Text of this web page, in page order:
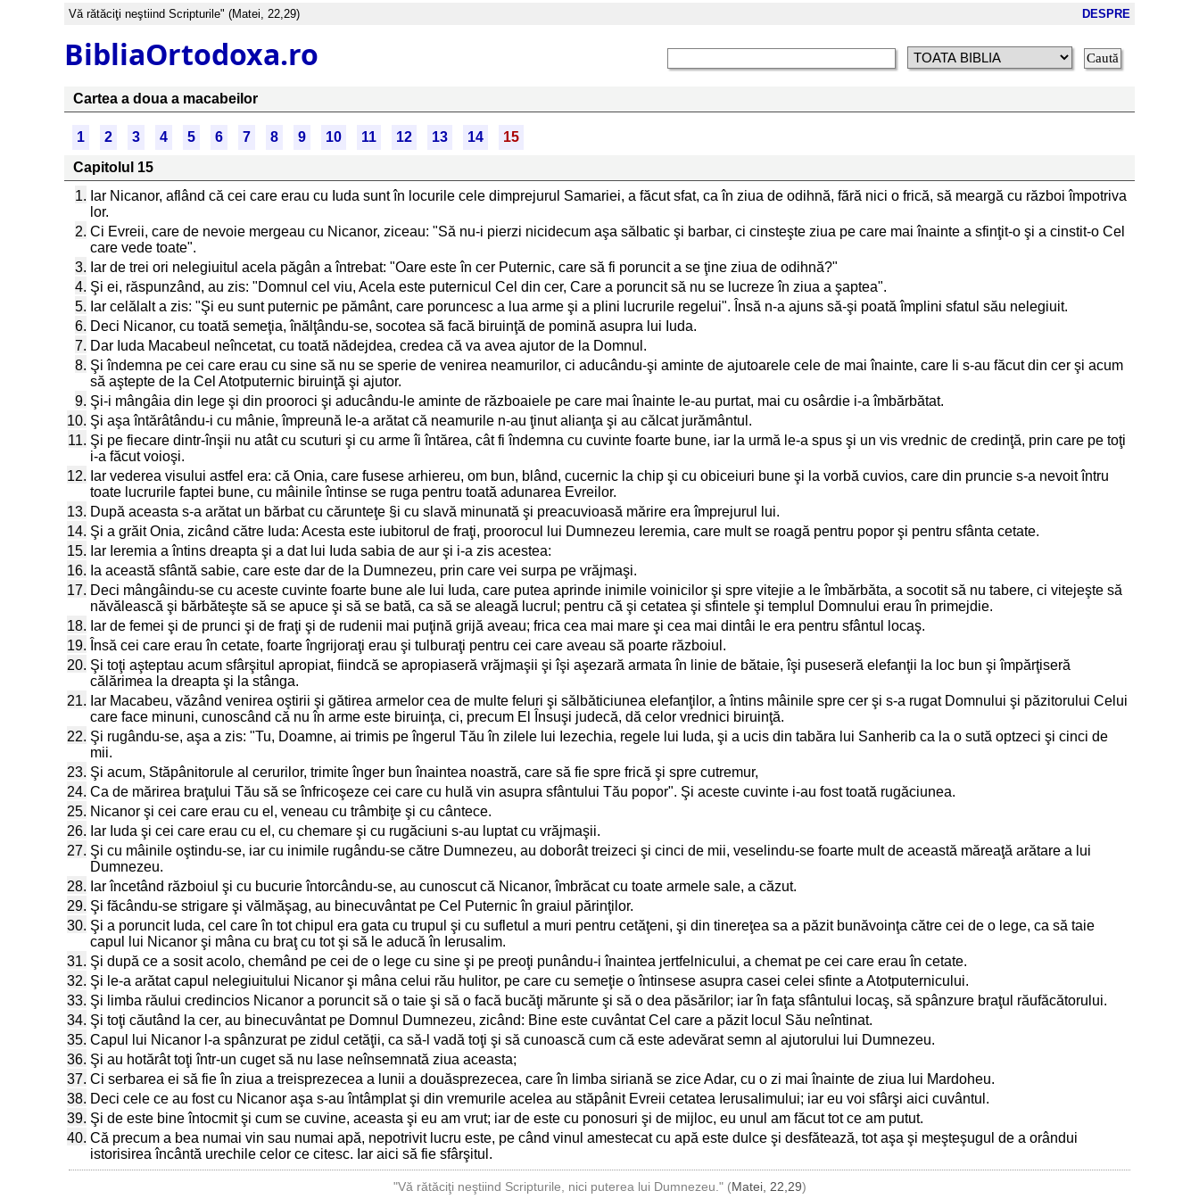
Vă rătăciţi neştiind Scripturile" (Matei, 22,29) DESPRE
BibliaOrtodoxa.ro
Cartea a doua a macabeilor
1 2 3 4 5 6 7 8 9 10 11 12 13 14
15
Capitolul 15
1. Iar Nicanor, aflând că cei care erau cu Iuda sunt în locurile cele dimprejurul Samariei, a făcut sfat, ca în ziua de odihnă, fără nici o frică, să meargă cu război împotriva
lor.
2. Ci Evreii, care de nevoie mergeau cu Nicanor, ziceau: "Să nu-i pierzi nicidecum aşa sălbatic şi barbar, ci cinsteşte ziua pe care mai înainte a sfinţit-o şi a cinstit-o Cel
care vede toate".
3. Iar de trei ori nelegiuitul acela păgân a întrebat: "Oare este în cer Puternic, care să fi poruncit a se ţine ziua de odihnă?"
4. Şi ei, răspunzând, au zis: "Domnul cel viu, Acela este puternicul Cel din cer, Care a poruncit să nu se lucreze în ziua a şaptea".
5. Iar celălalt a zis: "Şi eu sunt puternic pe pământ, care poruncesc a lua arme şi a plini lucrurile regelui". Însă n-a ajuns să-şi poată împlini sfatul său nelegiuit.
6. Deci Nicanor, cu toată semeţia, înălţându-se, socotea să facă biruinţă de pomină asupra lui Iuda.
7. Dar Iuda Macabeul neîncetat, cu toată nădejdea, credea că va avea ajutor de la Domnul.
8. Şi îndemna pe cei care erau cu sine să nu se sperie de venirea neamurilor, ci aducându-şi aminte de ajutoarele cele de mai înainte, care li s-au făcut din cer şi acum
să aştepte de la Cel Atotputernic biruinţă şi ajutor.
9. Şi-i mângâia din lege şi din prooroci şi aducându-le aminte de războaiele pe care mai înainte le-au purtat, mai cu osârdie i-a îmbărbătat.
10. Şi aşa întărâtându-i cu mânie, împreună le-a arătat că neamurile n-au ţinut alianţa şi au călcat jurământul.
11. Şi pe fiecare dintr-înşii nu atât cu scuturi şi cu arme îi întărea, cât fi îndemna cu cuvinte foarte bune, iar la urmă le-a spus şi un vis vrednic de credinţă, prin care pe toţi
i-a făcut voioşi.
12. Iar vederea visului astfel era: că Onia, care fusese arhiereu, om bun, blând, cucernic la chip şi cu obiceiuri bune şi la vorbă cuvios, care din pruncie s-a nevoit întru
toate lucrurile faptei bune, cu mâinile întinse se ruga pentru toată adunarea Evreilor.
13. După aceasta s-a arătat un bărbat cu cărunteţe §i cu slavă minunată şi preacuvioasă mărire era împrejurul lui.
14. Şi a grăit Onia, zicând către Iuda: Acesta este iubitorul de fraţi, proorocul lui Dumnezeu Ieremia, care mult se roagă pentru popor şi pentru sfânta cetate.
15. Iar Ieremia a întins dreapta şi a dat lui Iuda sabia de aur şi i-a zis acestea:
16. Ia această sfântă sabie, care este dar de la Dumnezeu, prin care vei surpa pe vrăjmaşi.
17. Deci mângâindu-se cu aceste cuvinte foarte bune ale lui Iuda, care putea aprinde inimile voinicilor şi spre vitejie a le îmbărbăta, a socotit să nu tabere, ci vitejeşte să
năvălească şi bărbăteşte să se apuce şi să se bată, ca să se aleagă lucrul; pentru că şi cetatea şi sfintele şi templul Domnului erau în primejdie.
18. Iar de femei şi de prunci şi de fraţi şi de rudenii mai puţină grijă aveau; frica cea mai mare şi cea mai dintâi le era pentru sfântul locaş.
19. Însă cei care erau în cetate, foarte îngrijoraţi erau şi tulburaţi pentru cei care aveau să poarte războiul.
20. Şi toţi aşteptau acum sfârşitul apropiat, fiindcă se apropiaseră vrăjmaşii şi îşi aşezară armata în linie de bătaie, îşi puseseră elefanţii la loc bun şi împărţiseră
călărimea la dreapta şi la stânga.
21. Iar Macabeu, văzând venirea oştirii şi gătirea armelor cea de multe feluri şi sălbăticiunea elefanţilor, a întins mâinile spre cer şi s-a rugat Domnului şi păzitorului Celui
care face minuni, cunoscând că nu în arme este biruinţa, ci, precum El Însuşi judecă, dă celor vrednici biruinţă.
22. Şi rugându-se, aşa a zis: "Tu, Doamne, ai trimis pe îngerul Tău în zilele lui Iezechia, regele lui Iuda, şi a ucis din tabăra lui Sanherib ca la o sută optzeci şi cinci de
mii.
23. Şi acum, Stăpânitorule al cerurilor, trimite înger bun înaintea noastră, care să fie spre frică şi spre cutremur,
24. Ca de mărirea braţului Tău să se înfricoşeze cei care cu hulă vin asupra sfântului Tău popor". Şi aceste cuvinte i-au fost toată rugăciunea.
25. Nicanor şi cei care erau cu el, veneau cu trâmbiţe şi cu cântece.
26. Iar Iuda şi cei care erau cu el, cu chemare şi cu rugăciuni s-au luptat cu vrăjmaşii.
27. Şi cu mâinile oştindu-se, iar cu inimile rugându-se către Dumnezeu, au doborât treizeci şi cinci de mii, veselindu-se foarte mult de această măreaţă arătare a lui
Dumnezeu.
28. Iar încetând războiul şi cu bucurie întorcându-se, au cunoscut că Nicanor, îmbrăcat cu toate armele sale, a căzut.
29. Şi făcându-se strigare şi vălmăşag, au binecuvântat pe Cel Puternic în graiul părinţilor.
30. Şi a poruncit Iuda, cel care în tot chipul era gata cu trupul şi cu sufletul a muri pentru cetăţeni, şi din tinereţea sa a păzit bunăvoinţa către cei de o lege, ca să taie
capul lui Nicanor şi mâna cu braţ cu tot şi să le aducă în Ierusalim.
31. Şi după ce a sosit acolo, chemând pe cei de o lege cu sine şi pe preoţi punându-i înaintea jertfelnicului, a chemat pe cei care erau în cetate.
32. Şi le-a arătat capul nelegiuitului Nicanor şi mâna celui rău hulitor, pe care cu semeţie o întinsese asupra casei celei sfinte a Atotputernicului.
33. Şi limba răului credincios Nicanor a poruncit să o taie şi să o facă bucăţi mărunte şi să o dea păsărilor; iar în faţa sfântului locaş, să spânzure braţul răufăcătorului.
34. Şi toţi căutând la cer, au binecuvântat pe Domnul Dumnezeu, zicând: Bine este cuvântat Cel care a păzit locul Său neîntinat.
35. Capul lui Nicanor l-a spânzurat pe zidul cetăţii, ca să-l vadă toţi şi să cunoască cum că este adevărat semn al ajutorului lui Dumnezeu.
36. Şi au hotărât toţi într-un cuget să nu lase neînsemnată ziua aceasta;
37. Ci serbarea ei să fie în ziua a treisprezecea a lunii a douăsprezecea, care în limba siriană se zice Adar, cu o zi mai înainte de ziua lui Mardoheu.
38. Deci cele ce au fost cu Nicanor aşa s-au întâmplat şi din vremurile acelea au stăpânit Evreii cetatea Ierusalimului; iar eu voi sfârşi aici cuvântul.
39. Şi de este bine întocmit şi cum se cuvine, aceasta şi eu am vrut; iar de este cu ponosuri şi de mijloc, eu unul am făcut tot ce am putut.
40. Că precum a bea numai vin sau numai apă, nepotrivit lucru este, pe când vinul amestecat cu apă este dulce şi desfătează, tot aşa şi meşteşugul de a orândui
istorisirea încântă urechile celor ce citesc. Iar aici să fie sfârşitul.
"Vă rătăciţi neştiind Scripturile, nici puterea lui Dumnezeu." (Matei, 22,29)